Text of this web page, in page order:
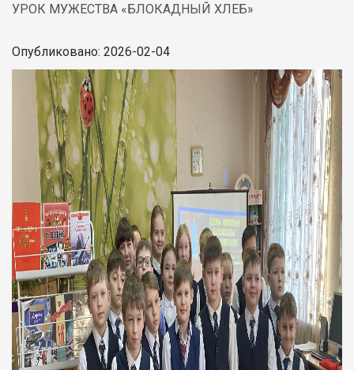
УРОК МУЖЕСТВА «БЛОКАДНЫЙ ХЛЕБ»
Опубликовано: 2026-02-04